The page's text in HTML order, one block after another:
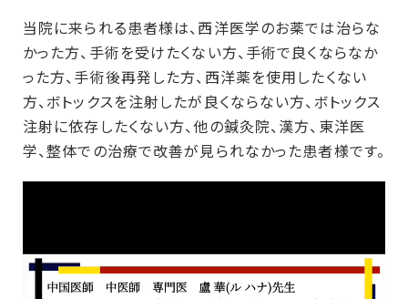
当院に来られる患者様は、西洋医学のお薬では治らな
かった方、手術を受けたくない方、手術で良くならなか
った方、手術後再発した方、西洋薬を使用したくない
方、ボトックスを注射したが良くならない方、ボトックス
注射に依存したくない方、他の鍼灸院、漢方、東洋医
学、整体での治療で改善が見られなかった患者様です。
レ